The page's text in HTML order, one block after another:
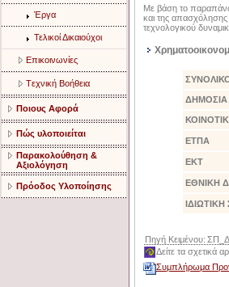
Έργα
Τελικοί Δικαιούχοι
Eπικοινωνίες
Tεχνική Bοήθεια
Ποιους Αφορά
Πώς υλοποιείται
Παρακολούθηση &
Αξιολόγηση
Πρόοδος Υλοποίησης
Με βάση το παραπάνω
και της
τεχνολογικού
ΕΤΠΑ
ΕΚΤ
ΕΘΝΙΚΗ
Πηγή Κειμένου:
Δείτε τα σχετικά
Συμπλήρωμα